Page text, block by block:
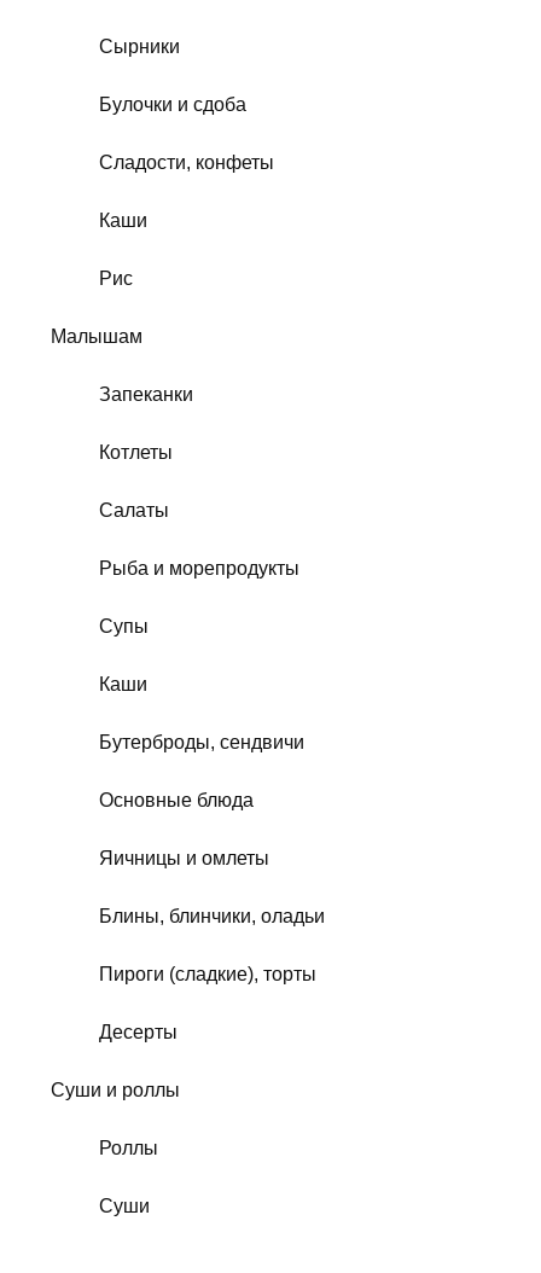
Сырники
Булочки и сдоба
Сладости, конфеты
Каши
Рис
Малышам
Запеканки
Котлеты
Салаты
Рыба и морепродукты
Супы
Каши
Бутерброды, сендвичи
Основные блюда
Яичницы и омлеты
Блины, блинчики, оладьи
Пироги (сладкие), торты
Десерты
Суши и роллы
Роллы
Суши